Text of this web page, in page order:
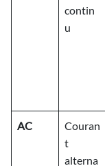
contin
u
AC
Couran
t
alterna